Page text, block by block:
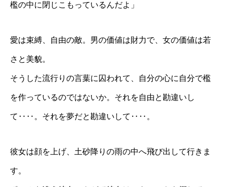
檻の中に閉じこもっているんだよ」
愛は束縛、自由の敵。男の価値は財力で、女の価値は若
さと美貌。
そうした流行りの言葉に囚われて、自分の心に自分で檻
を作っているのではないか。それを自由と勘違いし
て‥‥。それを夢だと勘違いして‥‥。
彼女は顔を上げ、土砂降りの雨の中へ飛び出して行きま
す。